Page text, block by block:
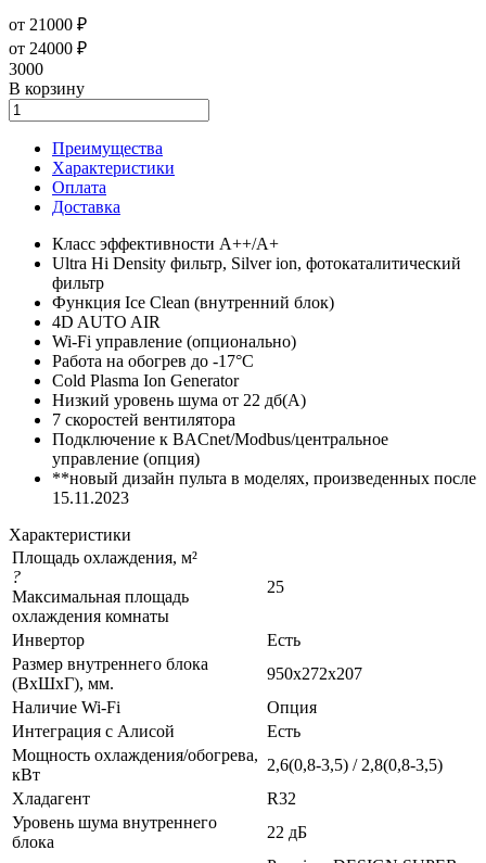
от 21000 ₽
от 24000 ₽
3000
В корзину
Преимущества
Характеристики
Оплата
Доставка
Класс эффективности A++/A+
Ultra Hi Density фильтр, Silver ion, фотокаталитический
фильтр
Функция Ice Clean (внутренний блок)
4D AUTO AIR
Wi-Fi управление (опционально)
Работа на обогрев до -17°C
Cold Plasma Ion Generator
Низкий уровень шума от 22 дб(А)
7 скоростей вентилятора
Подключение к BACnet/Modbus/центральное
управление (опция)
**новый дизайн пульта в моделях, произведенных после
15.11.2023
Характеристики
Площадь охлаждения, м²
?
Максимальная площадь
охлаждения комнаты
25
Инвертор
Есть
Размер внутреннего блока
(ВхШхГ), мм.
950x272x207
Наличие Wi-Fi
Опция
Интеграция с Алисой
Есть
Мощность охлаждения/обогрева,
кВт
2,6(0,8-3,5) / 2,8(0,8-3,5)
Хладагент
R32
Уровень шума внутреннего
блока
22 дБ